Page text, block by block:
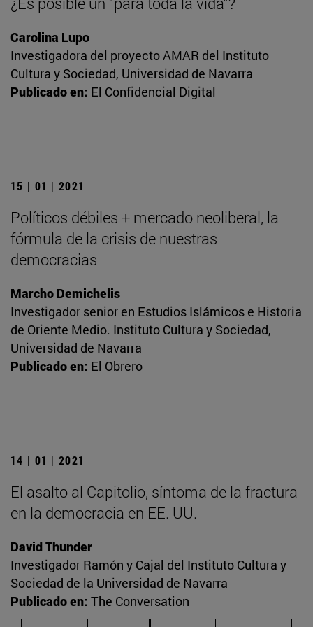
Carolina Lupo
Investigadora del proyecto AMAR del Instituto
Cultura y Sociedad, Universidad de Navarra
Publicado en: El Confidencial Digital
15 | 01 | 2021
Políticos débiles + mercado neoliberal, la
fórmula de la crisis de nuestras
democracias
Marcho Demichelis
Investigador senior en Estudios Islámicos e Historia
de Oriente Medio. Instituto Cultura y Sociedad,
Universidad de Navarra
Publicado en: El Obrero
14 | 01 | 2021
El asalto al Capitolio, síntoma de la fractura
en la democracia en EE. UU.
David Thunder
Investigador Ramón y Cajal del Instituto Cultura y
Sociedad de la Universidad de Navarra
Publicado en: The Conversation